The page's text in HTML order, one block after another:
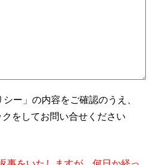
シー 」の内容をご確認のうえ、
をしてお問い合せください